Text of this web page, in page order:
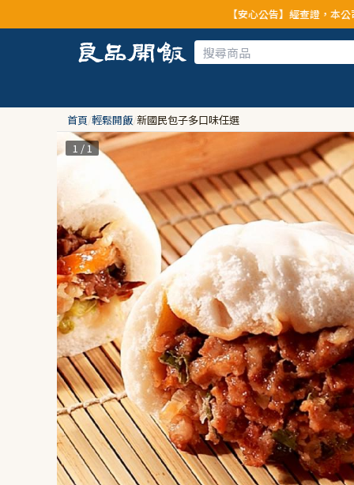
【安心公告】經查證，本公司全品項與上游
首頁/輕鬆開飯/新國民包子多口味任選
1 / 1